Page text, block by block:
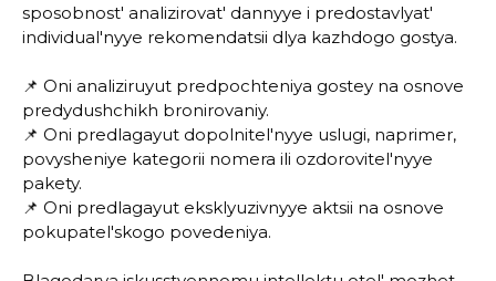
sposobnost' analizirovat' dannyye i predostavlyat'
individual'nyye rekomendatsii dlya kazhdogo gostya.
📌 Oni analiziruyut predpochteniya gostey na osnove
predydushchikh bronirovaniy.
📌 Oni predlagayut dopolnitel'nyye uslugi, naprimer,
povysheniye kategorii nomera ili ozdorovitel'nyye
pakety.
📌 Oni predlagayut eksklyuzivnyye aktsii na osnove
pokupatel'skogo povedeniya.